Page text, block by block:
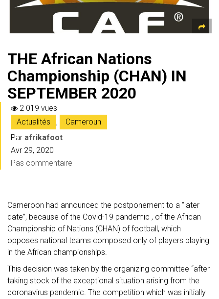
THE African Nations
Championship (CHAN) IN
SEPTEMBER 2020
2 019 vues
Actualités
,
Cameroun
Par afrikafoot
Avr 29, 2020
Pas commentaire
Cameroon had announced the postponement to a “later
date”, because of the Covid-19 pandemic , of the African
Championship of Nations (CHAN) of football, which
opposes national teams composed only of players playing
in the African championships.
This decision was taken by the organizing committee “after
taking stock of the exceptional situation arising from the
coronavirus pandemic. The competition which was initially